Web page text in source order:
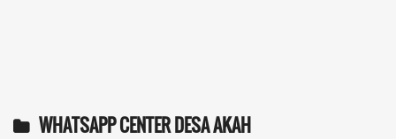
WHATSAPP CENTER DESA AKAH